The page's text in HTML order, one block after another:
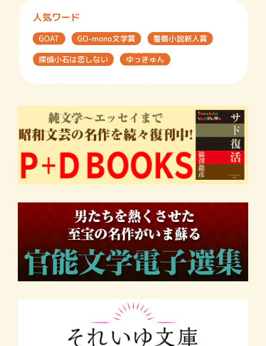
人気ワード
GOAT GO-mono文学賞
警察小説新人賞
探偵小石は恋しない
ゆっきゅん